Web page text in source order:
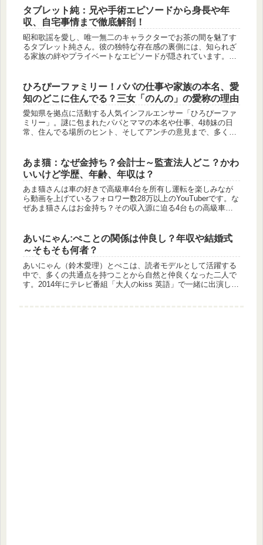
タブレット純：兄や手術エピソードから身長や年
収、自宅事情まで徹底解剖！
昭和歌謡を愛し、唯一無二のキャラクターでお茶の間を魅了す
るタブレット純さん。彼の独特な存在感の裏側には、知られざ
る家族の絆やプライベートなエピソードが隠されています。本
ひろぴーファミリー！パパの仕事や家族の本名、愛
知のどこに住んでる？三女「のんの」の愛称の理由
愛知県を拠点に活動する人気インフルエンサー「ひろぴーファ
ミリー」。謎に包まれたパパとママの本名や仕事、4姉妹の日
常、住んでる場所のヒント、そしてアンチの意見まで、多くの
あま猫：なぜ金持ち？会計士～監査法人どこ？かわ
いいけど学歴、年齢、年収は？
あま猫さんは車の好きで高級車4台を所有し運転を楽しみなが
ら動画を上げているフォロワー数28万以上のYouTuberです。な
ぜあま猫さんはお金持ち？その収入源に迫る4台もの高級車
あいにゃん:ぺことの関係は仲良し？年収や結婚式
～そもそも何者？
あいにゃん（鈴木愛理）とぺこは、読者モデルとして活躍する
中で、多くの共通点を持つことから自然と仲良くなった二人で
す。2014年にテレビ番組「大人のkiss 英語」で一緒に出演し、